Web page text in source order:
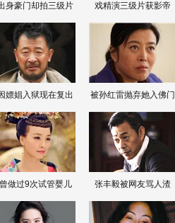
身豪门却拍三级片 戏精演三级片获影帝
嫖娼入狱现在复出 被孙红雷抛弃她入佛门
做过9次试管婴儿 张丰毅被网友骂人渣